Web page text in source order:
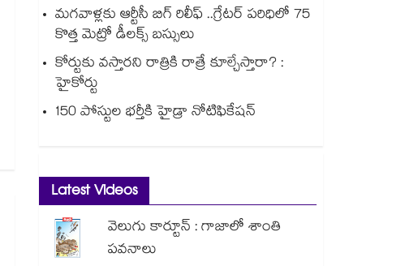
మగవాళ్లకు ఆర్టీసీ బిగ్ రిలీఫ్ ..గ్రేటర్ పరిధిలో 75
కొత్త మెట్రో డీలక్స్ బస్సులు
కోర్టుకు వస్తారని రాత్రికి రాత్రే కూల్చేస్తారా? :
హైకోర్టు
150 పోస్టుల భర్తీకి హైడ్రా నోటిఫికేషన్
Latest Videos
వెలుగు కార్టూన్ : గాజాలో శాంతి
పవనాలు